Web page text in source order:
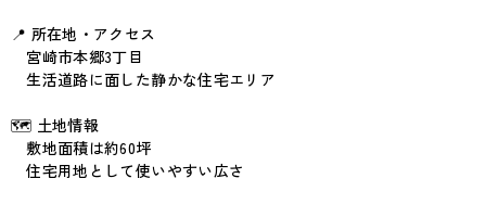
📍 所在地・アクセス
宮崎市本郷3丁目
生活道路に面した静かな住宅エリア
🗺 土地情報
敷地面積は約60坪
住宅用地として使いやすい広さ